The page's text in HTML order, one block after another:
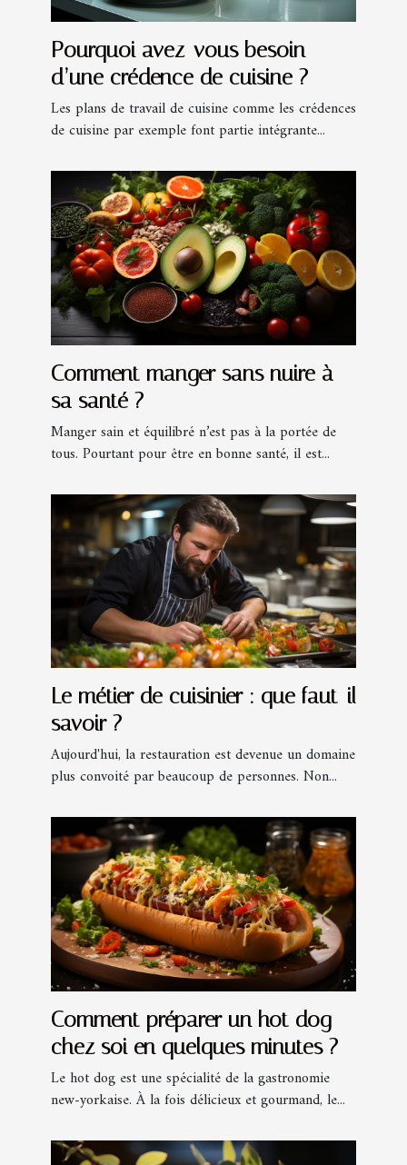
Pourquoi avez-vous besoin
d’une crédence de cuisine ?
Les plans de travail de cuisine comme les crédences
de cuisine par exemple font partie intégrante...
Comment manger sans nuire à
sa santé ?
Manger sain et équilibré n’est pas à la portée de
tous. Pourtant pour être en bonne santé, il est...
Le métier de cuisinier : que faut-il
savoir ?
Aujourd'hui, la restauration est devenue un domaine
plus convoité par beaucoup de personnes. Non...
Comment préparer un hot dog
chez soi en quelques minutes ?
Le hot dog est une spécialité de la gastronomie
new-yorkaise. À la fois délicieux et gourmand, le...